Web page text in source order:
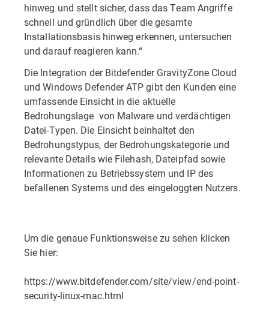
hinweg und stellt sicher, dass das Team Angriffe
schnell und gründlich über die gesamte
Installationsbasis hinweg erkennen, untersuchen
und darauf reagieren kann.“
Die Integration der Bitdefender GravityZone Cloud
und Windows Defender ATP gibt den Kunden eine
umfassende Einsicht in die aktuelle
Bedrohungslage von Malware und verdächtigen
Datei-Typen. Die Einsicht beinhaltet den
Bedrohungstypus, der Bedrohungskategorie und
relevante Details wie Filehash, Dateipfad sowie
Informationen zu Betriebssystem und IP des
befallenen Systems und des eingeloggten Nutzers.
Um die genaue Funktionsweise zu sehen klicken
Sie hier:
https://www.bitdefender.com/site/view/end-point-
security-linux-mac.html